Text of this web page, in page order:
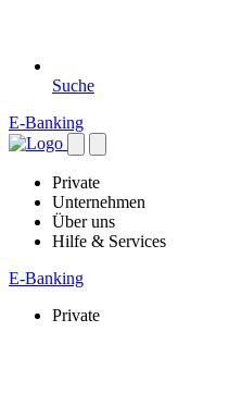
Suche
E-Banking
Private
Unternehmen
Über uns
Hilfe & Services
E-Banking
Private